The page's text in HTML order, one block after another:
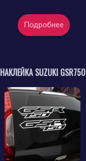
Подробнее
НАКЛЕЙКА SUZUKI GSR750